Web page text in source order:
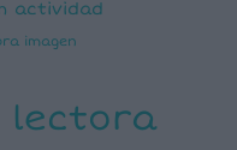
actividad
imagen
lectora